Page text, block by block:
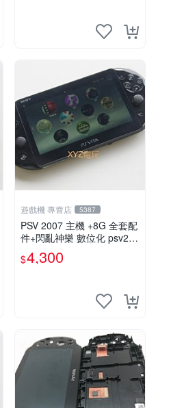
遊戲機 專賣店 5387
PSV 2007 主機 +8G 全套配
件+閃亂神樂 數位化 psv200
7主機
$4,300